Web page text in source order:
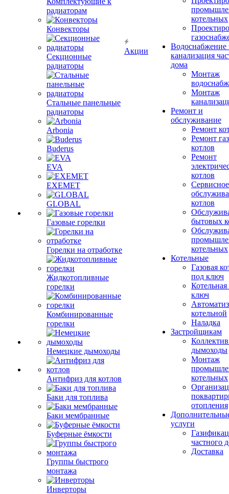
радиаторам
Конвекторы
Секционные
радиаторы
Стальные панельные
радиаторы
Arbonia
Buderus
EVA
EXEMET
GLOBAL
Газовые горелки
Горелки на отработке
Жидкотопливные
горелки
Комбинированные
горелки
Немецкие дымоходы
Антифриз для котлов
Баки для топлива
Баки мембранные
Буферные ёмкости
Группы быстрого
монтажа
Инверторы
Акции
котельных
Водоснабжение
канализация
дома
Монтаж
Монтаж
Ремонт и
обслуживание
Ремонт
Ремонт
котлов
Ремонт
котлов
Сервисное
котлов
бытовых
котельных
Котельные
Газовая
под ключ
ключ
котельной
Наладка
Застройщикам
дымоходы
Монтаж
котельных
отопления
услуги
частного
Доставка